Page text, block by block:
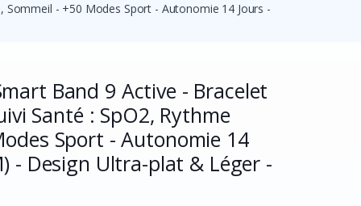
Sommeil - +50 Modes Sport - Autonomie 14 Jours -
Band 9 Active - Bracelet
Santé : SpO2, Rythme
Sport - Autonomie 14
- Design Ultra-plat & Léger -
Mot de passe oublié ?
Se Connecter
Vous n'avez pas de compte ? S'inscrire